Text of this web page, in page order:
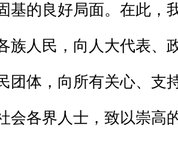
基的良好局面。在此，
族人民，向人大代表、
团体，向所有关心、支
会各界人士，致以崇高